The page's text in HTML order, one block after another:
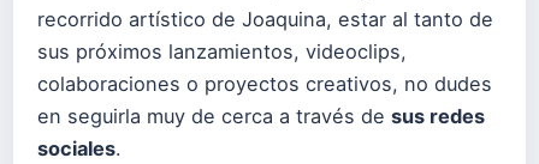
recorrido artístico de Joaquina, estar al tanto de
sus próximos lanzamientos, videoclips,
colaboraciones o proyectos creativos, no dudes
en seguirla muy de cerca a través de sus redes
sociales.